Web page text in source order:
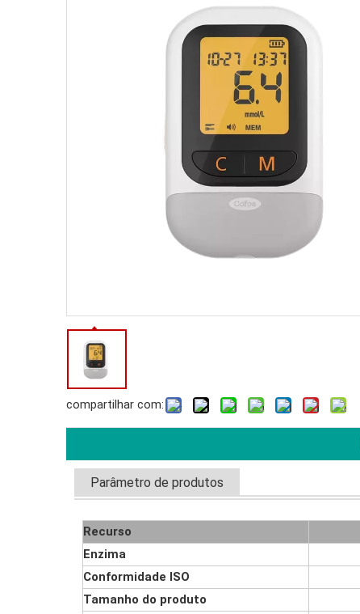
compartilhar com:
Parâmetro de produtos
Recurso
Enzima
Conformidade ISO
Tamanho do produto